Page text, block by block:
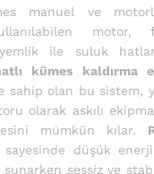
manuel ve
ile suluk
kümes kaldırma
sahip olan bu sistem,
olarak askılı
mümkün kılar.
sayesinde düşük
sessiz ve